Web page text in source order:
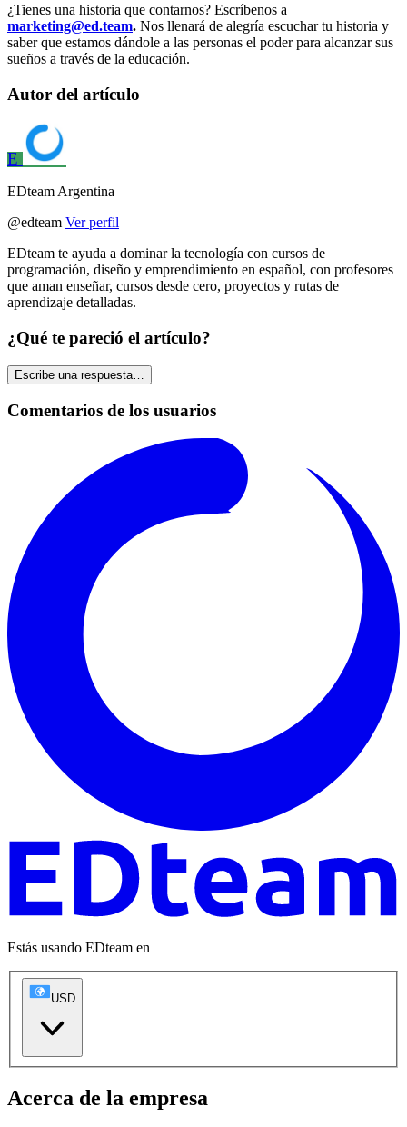
¿Tienes una historia que contarnos? Escríbenos a
marketing@ed.team. Nos llenará de alegría escuchar tu historia y
saber que estamos dándole a las personas el poder para alcanzar sus
sueños a través de la educación.
Autor del artículo
E
EDteam Argentina
@edteam Ver perfil
EDteam te ayuda a dominar la tecnología con cursos de
programación, diseño y emprendimiento en español, con profesores
que aman enseñar, cursos desde cero, proyectos y rutas de
aprendizaje detalladas.
¿Qué te pareció el artículo?
Escribe una respuesta…
Comentarios de los usuarios
Estás usando EDteam en
USD
Acerca de la empresa